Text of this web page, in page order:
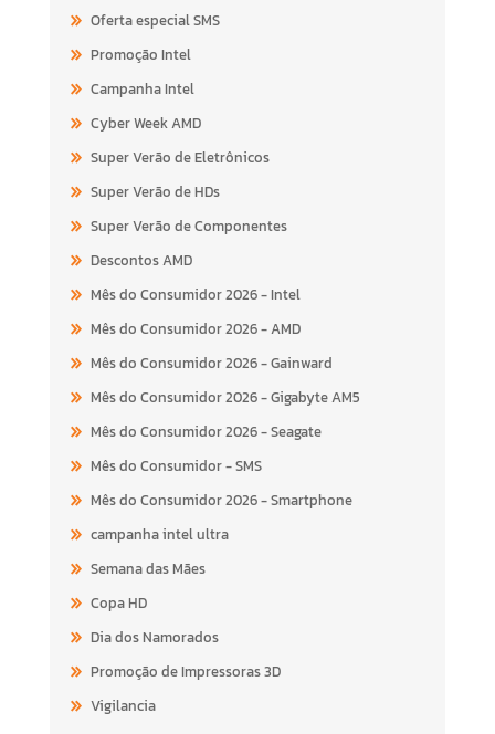
Oferta especial SMS
Promoção Intel
Campanha Intel
Cyber Week AMD
Super Verão de Eletrônicos
Super Verão de HDs
Super Verão de Componentes
Descontos AMD
Mês do Consumidor 2026 - Intel
Mês do Consumidor 2026 - AMD
Mês do Consumidor 2026 - Gainward
Mês do Consumidor 2026 - Gigabyte AM5
Mês do Consumidor 2026 - Seagate
Mês do Consumidor - SMS
Mês do Consumidor 2026 - Smartphone
campanha intel ultra
Semana das Mães
Copa HD
Dia dos Namorados
Promoção de Impressoras 3D
Vigilancia